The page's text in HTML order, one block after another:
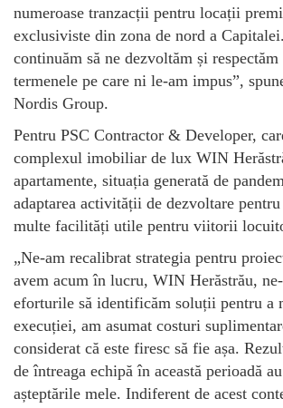
numeroase tranzacții pentru locații
exclusiviste din zona de nord a
continuăm să ne dezvoltăm și
termenele pe care ni le-am impus”,
Nordis Group.
Pentru PSC Contractor & Developer,
complexul imobiliar de lux WIN
apartamente, situația generată de
adaptarea activității de dezvoltare
multe facilități utile pentru viitorii
„Ne-am recalibrat strategia pentru
avem acum în lucru, WIN Herăstrău,
eforturile să identificăm soluții pentru a
execuției, am asumat costuri
considerat că este firesc să fie așa.
de întreaga echipă în această perioadă
așteptările mele. Indiferent de acest